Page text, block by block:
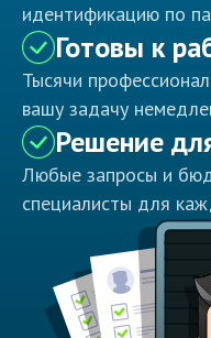
идентификацию по
Готовы к
Тысячи
вашу задачу
Решение
Любые запросы и
специалисты для